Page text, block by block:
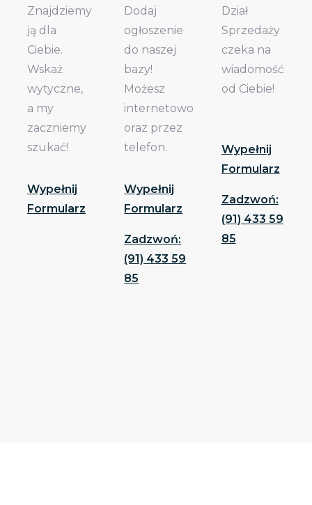
Znajdziemy
ją dla
Ciebie.
Wskaż
wytyczne,
a my
zaczniemy
szukać!
Wypełnij
Formularz
Dodaj
ogłoszenie
do naszej
bazy!
Możesz
internetowo
oraz przez
telefon.
Wypełnij
Formularz
Zadzwoń:
(91) 433 59
85
Dział
Sprzedaży
czeka na
wiadomość
od Ciebie!
Wypełnij
Formularz
Zadzwoń:
(91) 433 59
85